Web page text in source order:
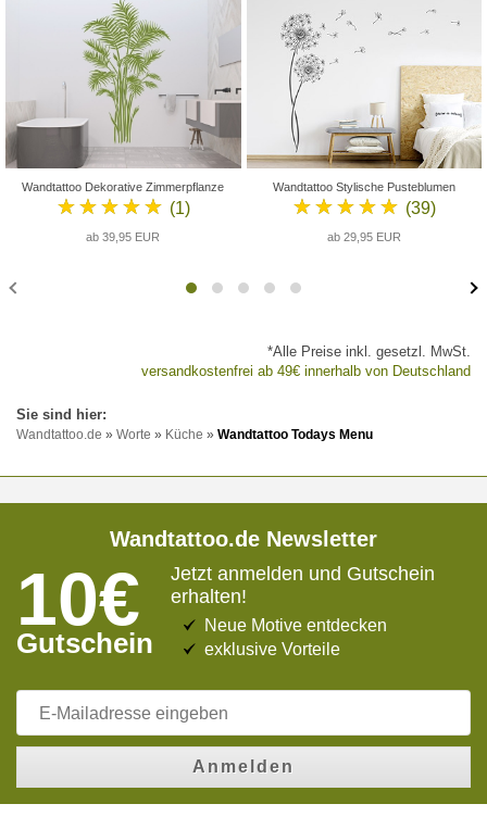
Wandtattoo Dekorative Zimmerpflanze
★★★★★ (1)
ab 39,95 EUR
Wandtattoo Stylische Pusteblumen
★★★★★ (39)
ab 29,95 EUR
*Alle Preise inkl. gesetzl. MwSt.
versandkostenfrei ab 49€ innerhalb von Deutschland
Wandtattoo.de » Worte » Küche » Wandtattoo Todays Menu
Wandtattoo.de Newsletter
10€
Gutschein
Jetzt anmelden und Gutschein
erhalten!
Neue Motive entdecken
exklusive Vorteile
Anmelden